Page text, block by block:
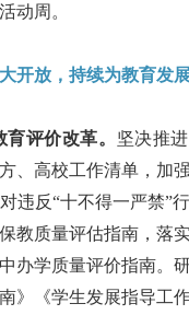
动周。
开放，持续为教育发
评价改革。 坚决推
、高校工作清单，加
违反“十不得一严禁”
教质量评估指南，落
办学质量评价指南。
》《学生发展指导工